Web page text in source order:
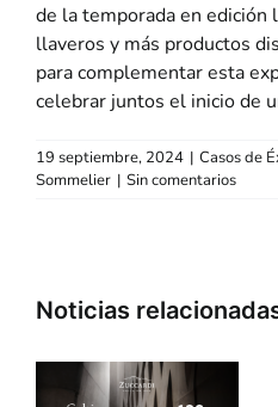
de la temporada en edición
llaveros y más productos
para complementar esta
celebrar juntos el inicio de
19 septiembre, 2024 | Casos de
Sommelier | Sin comentarios